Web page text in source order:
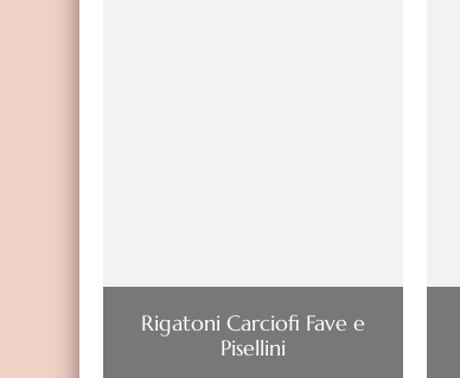
Rigatoni Carciofi Fave e
Pisellini